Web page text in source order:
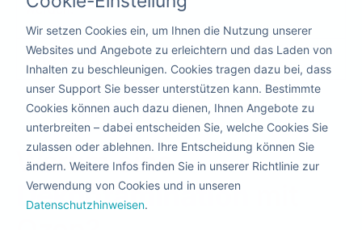
werden.
Kita & Schule
Warum eine
Dekontamination
Wir setzen Cookies ein, um Ihnen die Nutzung unserer
Websites und Angebote zu erleichtern und das Laden von
Inhalten zu beschleunigen. Cookies tragen dazu bei, dass
unser Support Sie besser unterstützen kann. Bestimmte
Cookies können auch dazu dienen, Ihnen Angebote zu
unterbreiten – dabei entscheiden Sie, welche Cookies Sie
zulassen oder ablehnen. Ihre Entscheidung können Sie
ändern. Weitere Infos finden Sie in unserer Richtlinie zur
Verwendung von Cookies und in unseren
Datenschutzhinweisen.